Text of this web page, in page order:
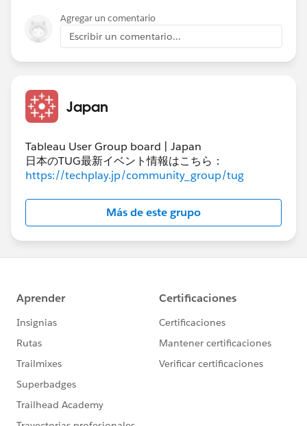
kaho-enterprise.co.jp
Agregar un comentario
Escribir un comentario...
Japan
Tableau User Group board | Japan
日本のTUG最新イベント情報はこちら：
https://techplay.jp/community_group/tug
Más de este grupo